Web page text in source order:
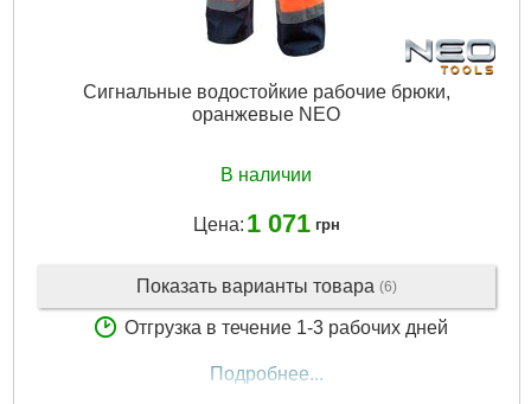
Сигнальные водостойкие рабочие брюки,
оранжевые NEO
В наличии
Цена: 1 071 грн
Показать варианты товара (6)
Отгрузка в течение 1-3 рабочих дней
Подробнее...